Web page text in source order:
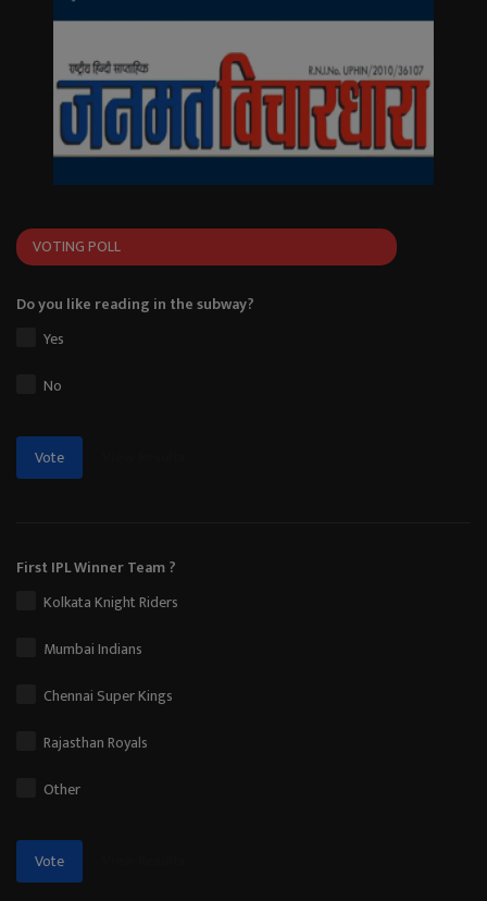
VOTING POLL
Do you like reading in the subway?
Yes
No
Vote
First IPL Winner Team ?
Kolkata Knight Riders
Mumbai Indians
Chennai Super Kings
Rajasthan Royals
Other
Vote